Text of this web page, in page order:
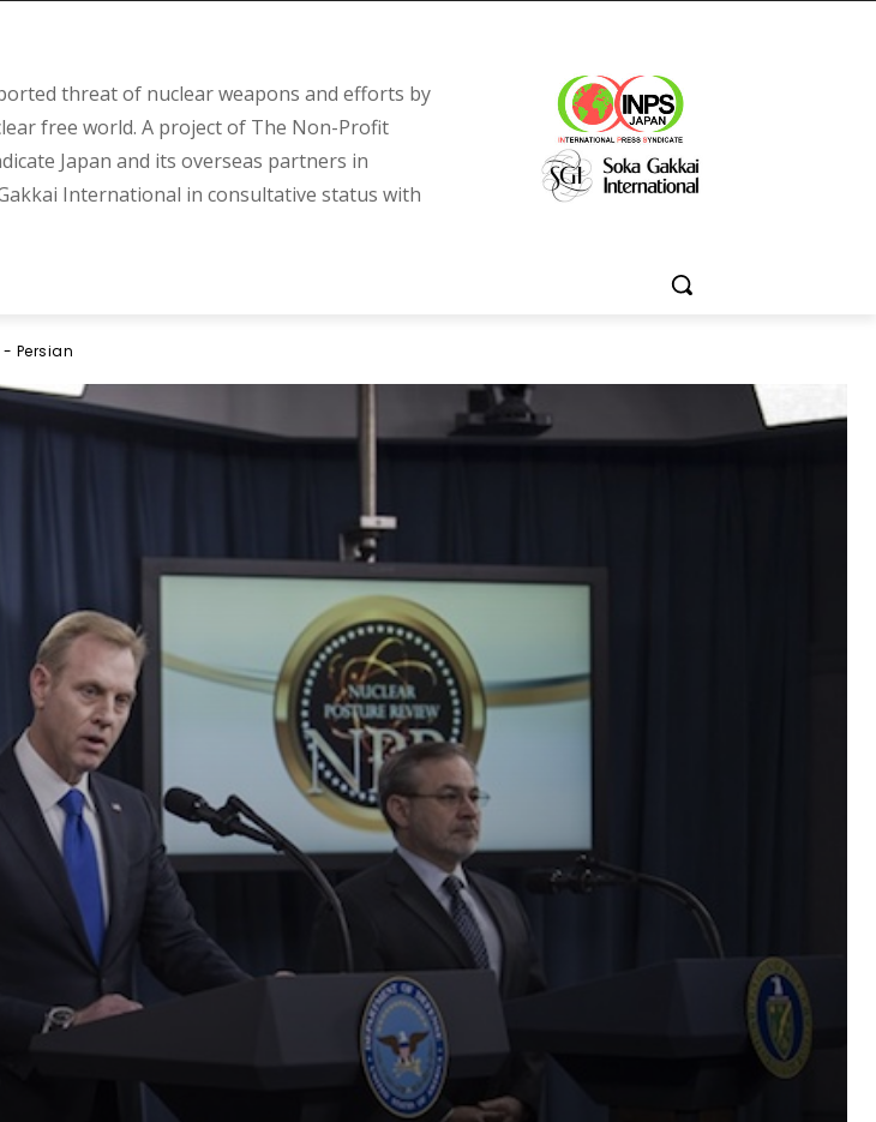
threat of nuclear weapons and efforts by
free world. A project of The Non-Profit
Japan and its overseas partners in
International in consultative status with
Persian